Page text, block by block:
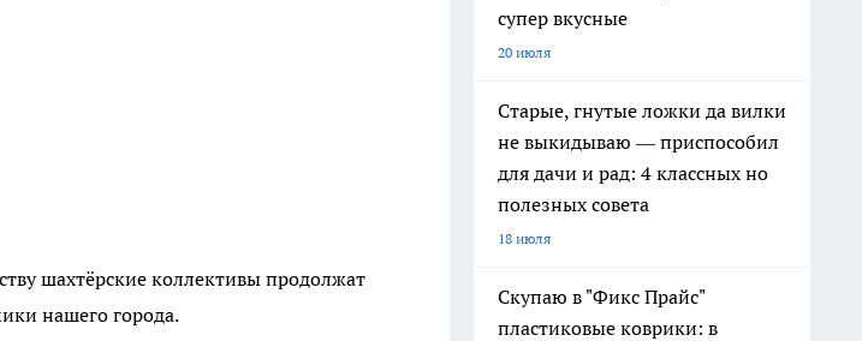
шахтёрские коллективы продолжат
нашего города.
супер вкусные
20 июля
Старые, гнутые ложки да вилки
не выкидываю — приспособил
для дачи и рад: 4 классных но
полезных совета
18 июля
Скупаю в "Фикс Прайс"
пластиковые коврики: в